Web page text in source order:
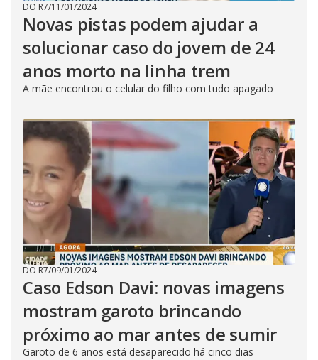
DO R7/11/01/2024
Novas pistas podem ajudar a
solucionar caso do jovem de 24
anos morto na linha trem
A mãe encontrou o celular do filho com tudo apagado
DO R7/09/01/2024
Caso Edson Davi: novas imagens
mostram garoto brincando
próximo ao mar antes de sumir
Garoto de 6 anos está desaparecido há cinco dias